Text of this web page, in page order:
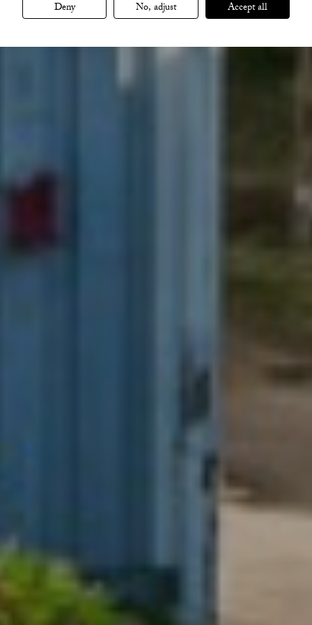
Deny No, adjust Accept all